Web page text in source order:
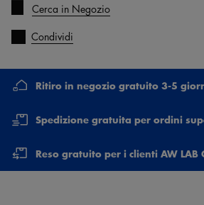
Cerca in Negozio
Condividi
Ritiro in negozio gratuito 3-5
Spedizione gratuita per ordini
Reso gratuito per i clienti AW LAB